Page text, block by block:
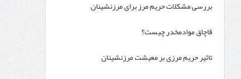
بررسی مشکلات حریم مرز برای مرزنشینان
قاچاق موادمخدر چیست؟
تاثیر حریم مرزی بر معیشت مرزنشینان